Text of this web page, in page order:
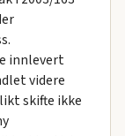
innlevert
videre
skifte ikke